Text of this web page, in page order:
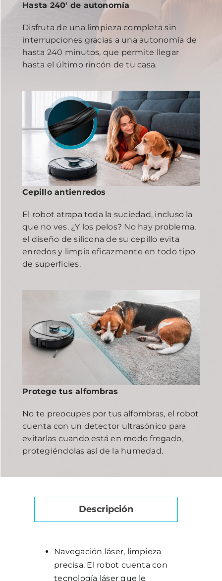
Hasta 240' de autonomía
Disfruta de una limpieza completa sin
interrupciones gracias a una autonomía de
hasta 240 minutos, que permite llegar
hasta el último rincón de tu casa.
Cepillo antienredos
El robot atrapa toda la suciedad, incluso la
que no ves. ¿Y los pelos? No hay problema,
el diseño de silicona de su cepillo evita
enredos y limpia eficazmente en todo tipo
de superficies.
Protege tus alfombras
No te preocupes por tus alfombras, el robot
cuenta con un detector ultrasónico para
evitarlas cuando está en modo fregado,
protegiéndolas así de la humedad.
Descripción
Navegación láser, limpieza
precisa. El robot cuenta con
tecnología láser que le